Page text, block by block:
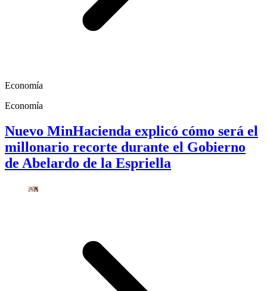
Economía
Economía
Nuevo MinHacienda explicó cómo será el
millonario recorte durante el Gobierno
de Abelardo de la Espriella